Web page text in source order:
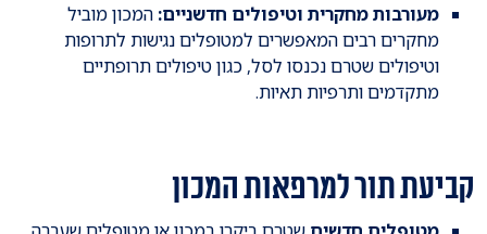
מעורבות מחקרית וטיפולים חדשניים: המכון מוביל
מחקרים רבים המאפשרים למטופלים נגישות לתרופות
וטיפולים שטרם נכנסו לסל, כגון טיפולים תרופתיים
מתקדמים ותרפיות תאיות.
קביעת תור למרפאות המכון